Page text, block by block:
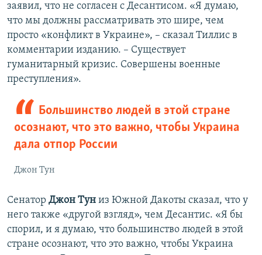
заявил, что не согласен с Десантисом. «Я думаю,
что мы должны рассматривать это шире, чем
просто «конфликт в Украине», – сказал Тиллис в
комментарии изданию. – Существует
гуманитарный кризис. Совершены военные
преступления».
Большинство людей в этой стране
осознают, что это важно, чтобы Украина
дала отпор России
Джон Тун
Сенатор Джон Тун из Южной Дакоты сказал, что у
него также «другой взгляд», чем Десантис. «Я бы
спорил, и я думаю, что большинство людей в этой
стране осознают, что это важно, чтобы Украина